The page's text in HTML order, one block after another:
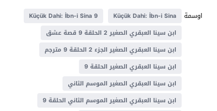
اوسمة
Küçük Dahi: İbn-i Sina
Küçük Dahi: İbn-i Sina 9
ابن سينا العبقري الصغير 2 الحلقة 9 قصة عشق
ابن سينا العبقري الصغير الجزء 2 الحلقة 9 مترجم
ابن سينا العبقري الصغير الحلقة 9
ابن سينا العبقري الصغير الموسم الثاني
ابن سينا العبقري الصغير الموسم الثاني الحلقة 9